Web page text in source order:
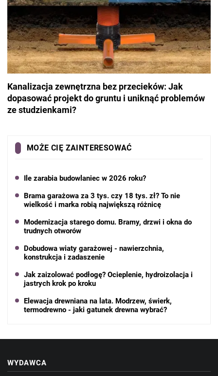
Kanalizacja zewnętrzna bez przecieków: Jak
dopasować projekt do gruntu i uniknąć problemów
ze studzienkami?
MOŻE CIĘ ZAINTERESOWAĆ
Ile zarabia budowlaniec w 2026 roku?
Brama garażowa za 3 tys. czy 18 tys. zł? To nie
wielkość i marka robią największą różnicę
Modernizacja starego domu. Bramy, drzwi i okna do
trudnych otworów
Dobudowa wiaty garażowej - nawierzchnia,
konstrukcja i zadaszenie
Jak zaizolować podłogę? Ocieplenie, hydroizolacja i
jastrych krok po kroku
Elewacja drewniana na lata. Modrzew, świerk,
termodrewno - jaki gatunek drewna wybrać?
WYDAWCA